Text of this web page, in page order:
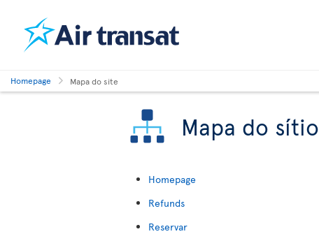
Homepage Mapa do site
Mapa do sítio
Homepage
Refunds
Reservar